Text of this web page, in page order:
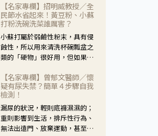
紅、眼睛痛、眼屎多而且顏色
黃，當然就可以使用枸杞菊花
茶，但是枸杞的劑量要少，菊花
的劑量要多；若是有以上症狀以
外，眼睛還會有灼熱感，眼屎多
到會「牽絲」，也就是水樣分泌
了，這時候就要使用菊花、金銀
花來治療；假如單純的眼睛乾
澀，結膜沒有紅，眼睛周圍沒有
眼屎，這種情況是屬於「陰
虛」，就可以使用枸杞、蓮藕、
麥門冬、山藥等比較滋潤的藥
【名家專欄】招明威教授／全
民節水省起來！黃豆粉、小蘇
打粉洗碗洗菜誰厲害？
小蘇打屬於弱鹼性粉末，具有侵
蝕性，所以用來清洗杯碗瓢盆之
類的「硬物」很好用，但如果用
特別注意用法用量，使用過多或
是浸泡太久，容易腐蝕蔬菜的纖
維，讓菜軟掉不清脆。
【名家專欄】曾郁文醫師／懷
疑有尿失禁？簡單４步驟自我
檢測！
漏尿的狀況，輕則底褲濕濕的；
重則影響到生活，排斥性行為、
無法出遠門、放棄運動，甚至怕